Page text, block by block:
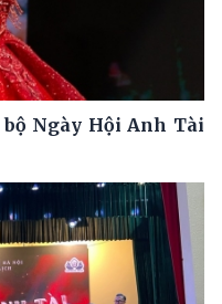
Ngày Hội Anh Tài